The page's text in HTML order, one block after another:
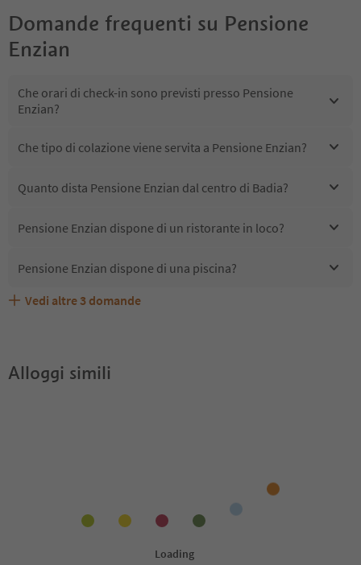
Domande frequenti su Pensione
Enzian
Che orari di check-in sono previsti presso Pensione
Enzian?
Che tipo di colazione viene servita a Pensione Enzian?
Quanto dista Pensione Enzian dal centro di Badia?
Pensione Enzian dispone di un ristorante in loco?
Pensione Enzian dispone di una piscina?
Pensione Enzian accetta animali domestici?
Quali servizi/attività sono disponibili presso Pensione
Gli ospiti di Pensione Enzian ricevono l'Alto Adige Guest
Vedi altre 3 domande
Alloggi simili